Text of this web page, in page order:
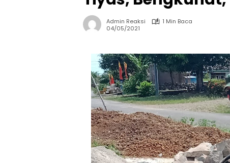
Admin Reaksi
1 Min Baca
04/05/2021